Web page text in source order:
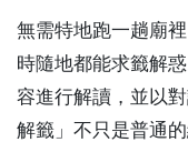
無需特地跑一趟廟
時隨地都能求籤解
容進行解讀，並以
解籤」不只是普通